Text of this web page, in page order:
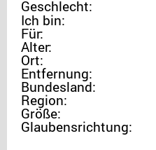
Geschlecht:
Ich bin:
Für:
Alter:
Ort:
Entfernung:
Bundesland:
Region:
Größe:
Glaubensrichtung: